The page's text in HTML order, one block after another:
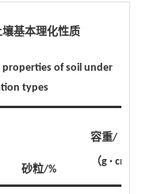
基本理化性质
properties of soil under
types
砂粒/%
容重/
（g · cm